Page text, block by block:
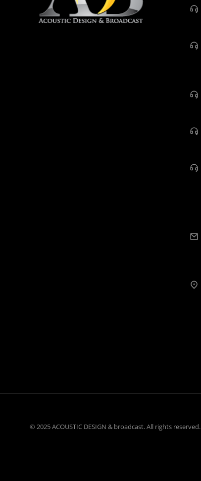
© 2025 ACOUSTIC DESIGN & broadcast. All rights reserved.